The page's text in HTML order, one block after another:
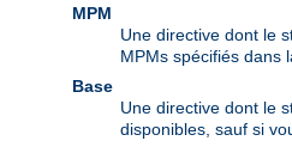
MPM
Une directive dont le
MPMs spécifiés dans
Base
Une directive dont le
disponibles, sauf si